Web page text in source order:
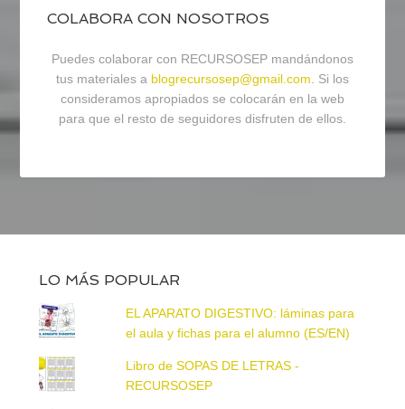
COLABORA CON NOSOTROS
Puedes colaborar con RECURSOSEP mandándonos
tus materiales a blogrecursosep@gmail.com. Si los
consideramos apropiados se colocarán en la web
para que el resto de seguidores disfruten de ellos.
LO MÁS POPULAR
EL APARATO DIGESTIVO: láminas para
el aula y fichas para el alumno (ES/EN)
Libro de SOPAS DE LETRAS -
RECURSOSEP